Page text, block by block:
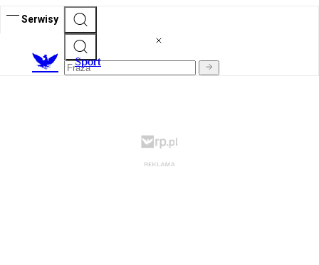
Serwisy
Sport